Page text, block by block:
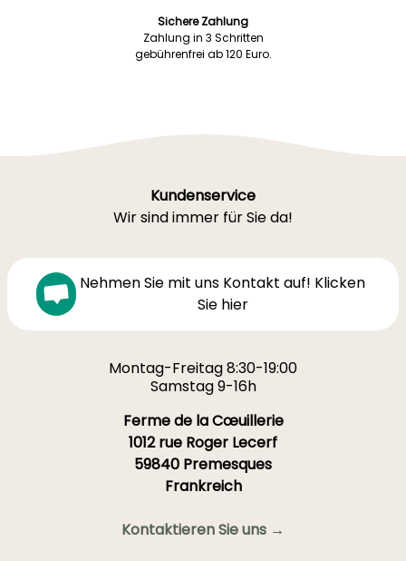
Sichere Zahlung
Zahlung in 3 Schritten
gebührenfrei ab 120 Euro.
Kundenservice
Wir sind immer für Sie da!
Nehmen Sie mit uns Kontakt auf! Klicken
Sie hier
Montag-Freitag 8:30-19:00
Samstag 9-16h
Ferme de la Cœuillerie
1012 rue Roger Lecerf
59840 Premesques
Frankreich
Kontaktieren Sie uns →